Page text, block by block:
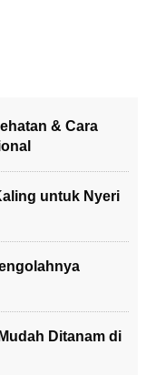
& Cara
untuk Nyeri
Ditanam di